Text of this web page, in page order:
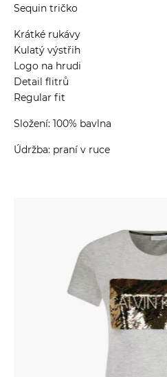
Sequin tričko
Krátké rukávy
Kulatý výstřih
Logo na hrudi
Detail flitrů
Regular fit
Složení: 100% bavlna
Údržba: praní v ruce